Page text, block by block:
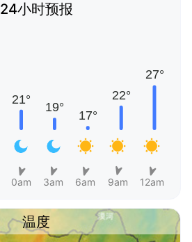
24小时预报
0am 3am 6am 9am 12am
温度